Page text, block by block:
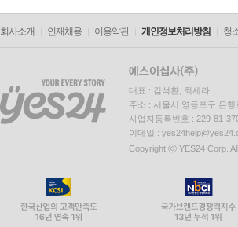
회사소개 인재채용 이용약관 개인정보처리방침 청
대표 : 김석환, 최세라
주소 : 서울시 영등포구 은
사업자등록번호 : 229-81-
이메일 :
Copyright ⓒ YES24 Corp.